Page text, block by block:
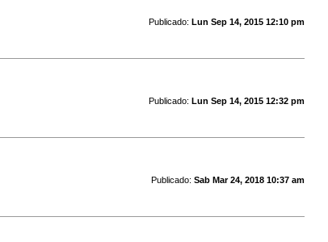
Publicado: Lun Sep 14, 2015 12:10 pm
Publicado: Lun Sep 14, 2015 12:32 pm
Publicado: Sab Mar 24, 2018 10:37 am